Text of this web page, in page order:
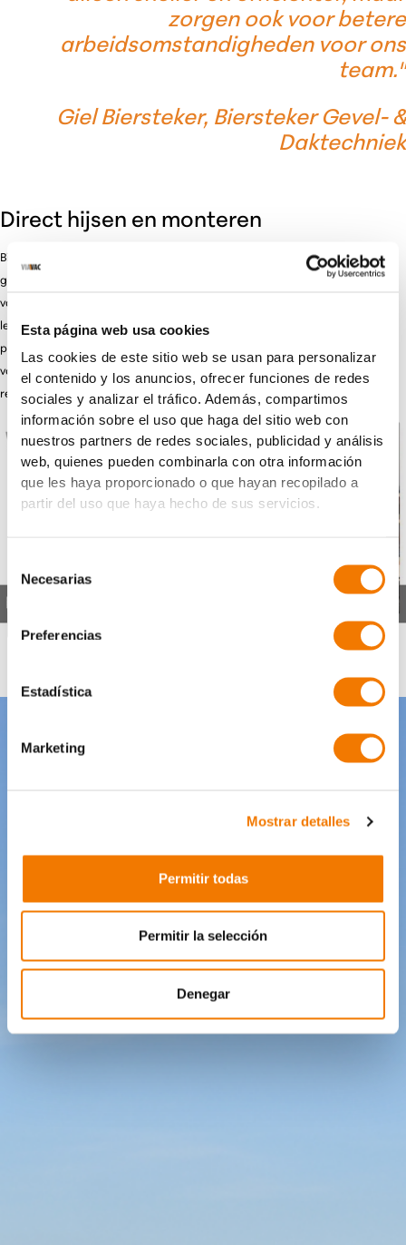
Esta página web usa cookies
Las cookies de este sitio web se usan para personalizar
el contenido y los anuncios, ofrecer funciones de redes
sociales y analizar el tráfico. Además, compartimos
información sobre el uso que haga del sitio web con
nuestros partners de redes sociales, publicidad y análisis
web, quienes pueden combinarla con otra información
que les haya proporcionado o que hayan recopilado a
partir del uso que haya hecho de sus servicios.
de Necesarias
Preferencias
Estadística
Marketing
Mostrar detalles
Permitir todas
Permitir la selección
Denegar
zorgen ook voor betere
arbeidsomstandigheden voor ons
team."
Giel Biersteker, Biersteker Gevel- &
Daktechniek
Direct hijsen en monteren
Bij de bouw van een bedrijfspand in Naaldwijk heeft de firma Bierstekers
gekozen voor de CladBoy CB5, een geavanceerde vacuümheffer. In plaats
van de stalen dakplaten als pakket op het dak te hijsen en daar uit te
leggen, koos Bierstekers ervoor de platen direct vanaf de grond naar hun
plaats te hijsen. Deze innovatieve aanpak stelde het team in staat de
volledige dakconstructie met slechts drie personen te voltooien, wat
resulteerde in een aanzienlijke tijdsbesparing.